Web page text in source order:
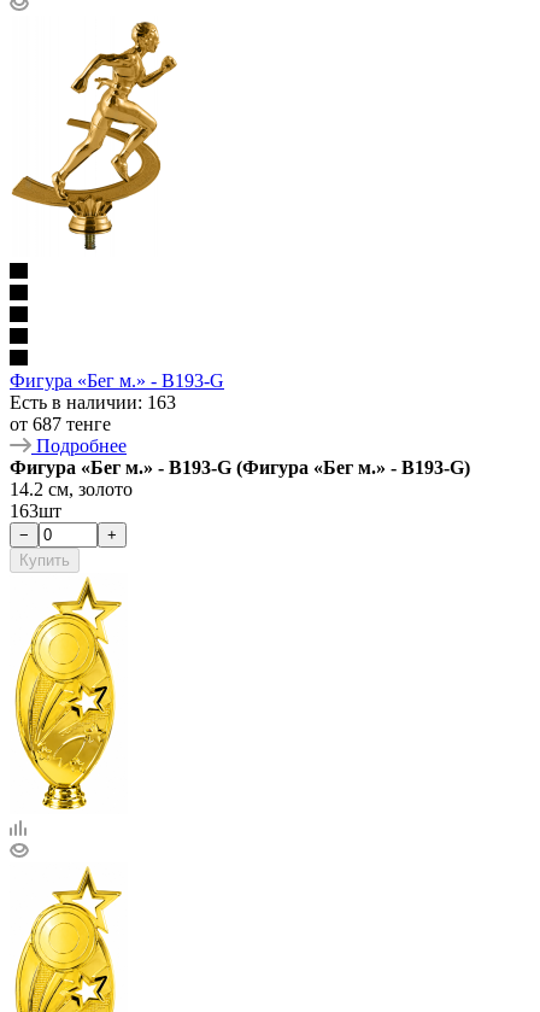
Фигура «Бег м.» - B193-G
Есть в наличии: 163
от 687 тенге
Подробнее
Фигура «Бег м.» - B193-G (Фигура «Бег м.» - B193-G)
14.2 см, золото
163шт
−
+
Купить